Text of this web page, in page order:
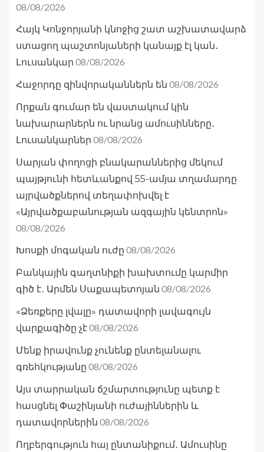
08/08/2026
Հայկ Կոնջորյանի կնոջից շատ աշխատավարձ
ստացող պաշտոնյաների կանայք էլ կան․
Լուսանկար 08/08/2026
Հաջորդը զինվորականներն են 08/08/2026
Որքան գումար են վաստակում կին
նախարարներն ու նրանց ամուսինները․
Լուսանկարներ 08/08/2026
Սարյան փողոցի բնակարաններից մեկում
պայթյունի հետևանքով 55-ամյա տղամարդը
այրվածքներով տեղափոխվել է
«Այրվածքաբանության ազգային կենտրոն»
08/08/2026
Խոսքի մոգական ուժը 08/08/2026
Բանկային գաղտնիքի խախտումը կարմիր
գիծ է․ Արմեն Սաքապետոյան 08/08/2026
«Ձեռքերը լվալը» դատավորի լավագույն
վարքագիծը չէ08/08/2026
Մենք իրավունք չունենք ընտելանալու
գռեհկությանը 08/08/2026
Այս տարրական ճշմարտությունը պետք է
հասցնել Փաշինյանի ուժայիններին և
դատավորներին 08/08/2026
Ողբերգություն հայ ընտանիքում․ Ամուսինը